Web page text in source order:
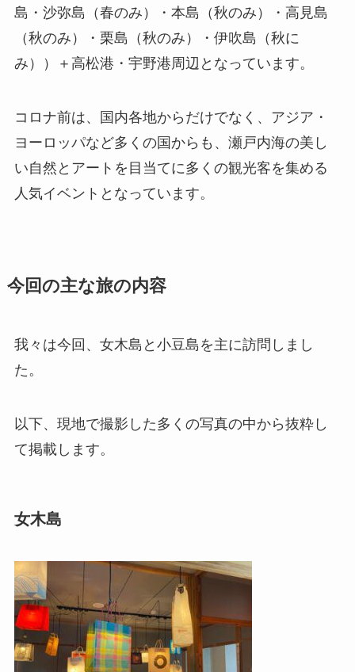
島・沙弥島（春のみ）・本島（秋のみ）・高見島
（秋のみ）・栗島（秋のみ）・伊吹島（秋に
み））＋高松港・宇野港周辺となっています。
コロナ前は、国内各地からだけでなく、アジア・
ヨーロッパなど多くの国からも、瀬戸内海の美し
い自然とアートを目当てに多くの観光客を集める
人気イベントとなっています。
今回の主な旅の内容
我々は今回、女木島と小豆島を主に訪問しまし
た。
以下、現地で撮影した多くの写真の中から抜粋し
て掲載します。
女木島